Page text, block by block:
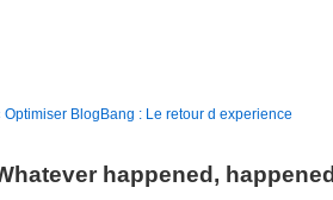
Optimiser BlogBang : Le retour d experience
happened, happened